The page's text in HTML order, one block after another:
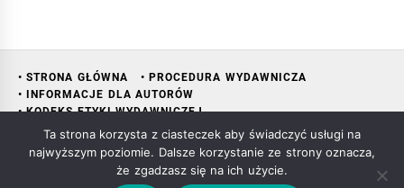
• STRONA GŁÓWNA
• PROCEDURA WYDAWNICZA
• INFORMACJE DLA AUTORÓW
• KODEKS ETYKI WYDAWNICZEJ
• RADA NAUKOWA WYDAWNICTWA
• KONTAKT • KSIĘGARNIA
Ta strona korzysta z ciasteczek aby świadczyć usługi na
najwyższym poziomie. Dalsze korzystanie ze strony oznacza,
że zgadzasz się na ich użycie.